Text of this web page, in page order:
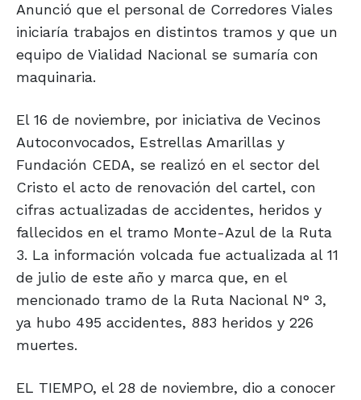
Anunció que el personal de Corredores Viales
iniciaría trabajos en distintos tramos y que un
equipo de Vialidad Nacional se sumaría con
maquinaria.
El 16 de noviembre, por iniciativa de Vecinos
Autoconvocados, Estrellas Amarillas y
Fundación CEDA, se realizó en el sector del
Cristo el acto de renovación del cartel, con
cifras actualizadas de accidentes, heridos y
fallecidos en el tramo Monte-Azul de la Ruta
3. La información volcada fue actualizada al 11
de julio de este año y marca que, en el
mencionado tramo de la Ruta Nacional N° 3,
ya hubo 495 accidentes, 883 heridos y 226
muertes.
EL TIEMPO, el 28 de noviembre, dio a conocer